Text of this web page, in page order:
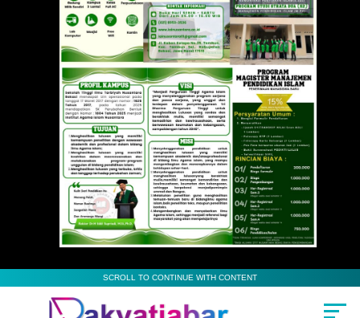
SCROLL TO CONTINUE WITH CONTENT